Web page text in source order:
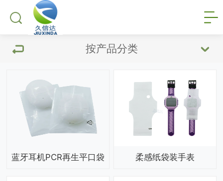
按产品分类
蓝牙耳机PCR再生平口袋 柔感纸袋装手表